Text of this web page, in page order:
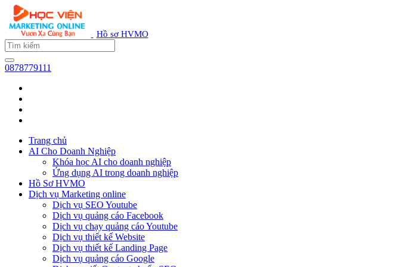
Hồ sơ HVMO
0878779111
Trang chủ
AI Cho Doanh Nghiệp
Khóa học AI cho doanh nghiệp
Ứng dụng AI trong doanh nghiệp
Hồ Sơ HVMO
Dịch vụ Marketing online
Dịch vụ SEO Youtube
Dịch vụ quảng cáo Facebook
Dịch vụ chạy quảng cáo Youtube
Dịch vụ thiết kế Website
Dịch vụ thiết kế Landing Page
Dịch vụ quảng cáo Google